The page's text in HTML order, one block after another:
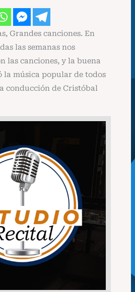
Grandes canciones. En
las semanas nos
las canciones, y la buena
la música popular de todos
conducción de Cristóbal